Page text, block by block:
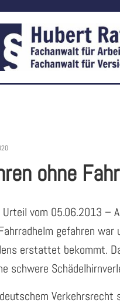
ohne
Urteil vom 05.06.2013 –
gefahren
erstattet bekommt.
schwere